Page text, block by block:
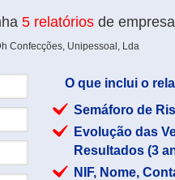
5 relatórios de empresa
Confecções, Unipessoal, Lda
O que inclui o
Semáforo de
Evolução das
Resultados (3
NIF, Nome,